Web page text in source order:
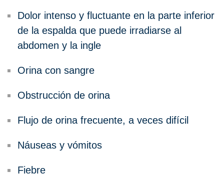
Dolor intenso y fluctuante en la parte inferior
de la espalda que puede irradiarse al
abdomen y la ingle
Orina con sangre
Obstrucción de orina
Flujo de orina frecuente, a veces difícil
Náuseas y vómitos
Fiebre